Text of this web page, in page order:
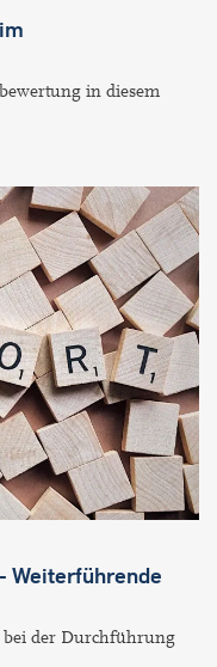
in diesem
Weiterführende
bei der Durchführung